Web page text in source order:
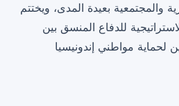
والمجتمعية بعيدة المدى، ويختتم
للدفاع المنسق بين
لحماية مواطني إندونيسيا